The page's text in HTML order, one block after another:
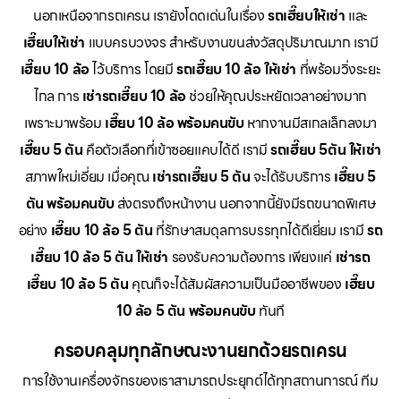
นอกเหนือจากรถเครน เรายังโดดเด่นในเรื่องรถเฮี๊ยบให้เช่า และ
เฮี๊ยบให้เช่า แบบครบวงจร สำหรับงานขนส่งวัสดุปริมาณมาก เรามี
เฮี๊ยบ 10 ล้อไว้บริการ โดยมีรถเฮี๊ยบ 10 ล้อ ให้เช่า ที่พร้อมวิ่งระยะ
ไกล การ เช่ารถเฮี๊ยบ 10 ล้อช่วยให้คุณประหยัดเวลาอย่างมาก
เพราะมาพร้อม เฮี๊ยบ 10 ล้อ พร้อมคนขับ หากงานมีสเกลเล็กลงมา
เฮี๊ยบ 5 ตัน คือตัวเลือกที่เข้าซอยแคบได้ดี เรามีรถเฮี๊ยบ 5ตัน ให้เช่า
สภาพใหม่เอี่ยม เมื่อคุณ เช่ารถเฮี๊ยบ 5 ตันจะได้รับบริการ เฮี๊ยบ 5
ตัน พร้อมคนขับ ส่งตรงถึงหน้างาน นอกจากนี้ยังมีรถขนาดพิเศษ
อย่าง เฮี๊ยบ 10 ล้อ 5 ตัน ที่รักษาสมดุลการบรรทุกได้ดีเยี่ยม เรามีรถ
เฮี๊ยบ 10 ล้อ 5 ตัน ให้เช่า รองรับความต้องการ เพียงแค่ เช่ารถ
เฮี๊ยบ 10 ล้อ 5 ตัน คุณก็จะได้สัมผัสความเป็นมืออาชีพของ เฮี๊ยบ
10 ล้อ 5 ตัน พร้อมคนขับ ทันที
ครอบคลุมทุกลักษณะงานยกด้วยรถเครน
การใช้งานเครื่องจักรของเราสามารถประยุกต์ได้ทุกสถานการณ์ ทีม